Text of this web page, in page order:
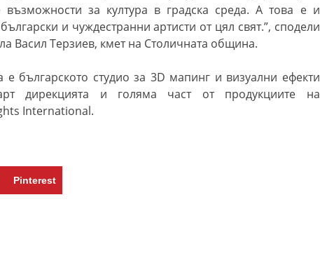
за култура в градска среда. А това е и
и чуждестранни артисти от цял свят.”, сподели
Васил Терзиев, кмет на Столичната община.
е българското студио за 3D мапинг и визуални ефекти
дирекцията и голяма част от продукциите на
International.
Pinterest